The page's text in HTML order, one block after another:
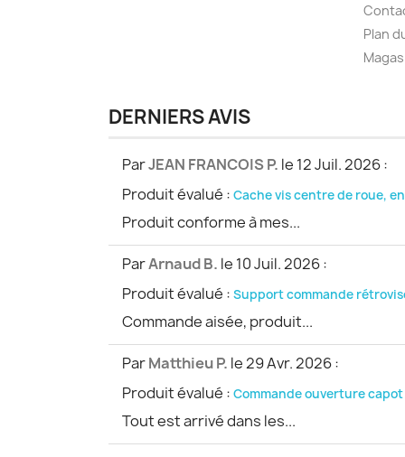
Plan
DERNIERS AVIS
ParJEAN FRANCOIS P. le 12 Juil. 2026:
Produit évalué : Cache vis centre de roue,
Produit conforme à mes...
ParArnaud B. le 10 Juil. 2026:
Produit évalué : Support commande
Commande aisée, produit...
ParMatthieu P. le 29 Avr. 2026:
Produit évalué : Commande ouverture capot
Tout est arrivé dans les...